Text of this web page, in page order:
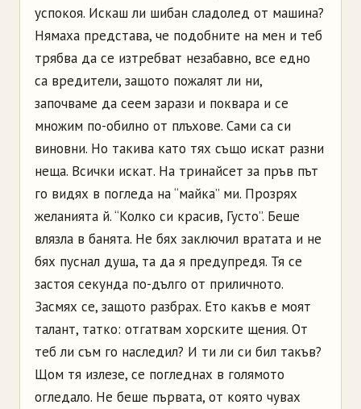
успокоя. Искаш ли шибан сладолед от машина?
Нямаха представа, че подобните на мен и теб
трябва да се изтребват незабавно, все едно
са вредители, защото пожалят ли ни,
започваме да сеем зарази и поквара и се
множим по-обилно от плъхове. Сами са си
виновни. Но такива като тях също искат разни
неща. Всички искат. На тринайсет за пръв път
го видях в погледа на “майка” ми. Прозрях
желанията й. “Колко си красив, Густо”. Беше
влязла в банята. Не бях заключил вратата и не
бях пуснал душа, та да я предупредя. Тя се
застоя секунда по-дълго от приличното.
Засмях се, защото разбрах. Ето какъв е моят
талант, татко: отгатвам хорските щения. От
теб ли съм го наследил? И ти ли си бил такъв?
Щом тя излезе, се погледнах в голямото
огледало. Не беше първата, от която чувах